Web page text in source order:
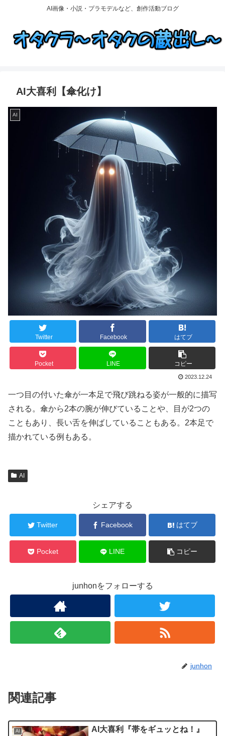
AI画像・小説・プラモデルなど、創作活動ブログ
AI大喜利【傘化け】
AI
Twitter Facebook はてブ
Pocket LINE コピー
2023.12.24
一つ目の付いた傘が一本足で飛び跳ねる姿が一般的に描写
される。傘から2本の腕が伸びていることや、目が2つの
こともあり、長い舌を伸ばしていることもある。2本足で
描かれている例もある。
AI
シェアする
Twitter Facebook はてブ
Pocket LINE コピー
junhonをフォローする
junhon
関連記事
AI AI大喜利『帯をギュッとね！』